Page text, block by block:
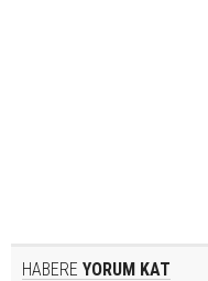
HABERE YORUM KAT